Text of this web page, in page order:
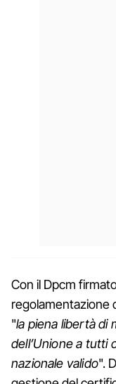
Con il Dpcm
regolamentazione
"la piena libertà di
dell’Unione a tutti
nazionale valido".